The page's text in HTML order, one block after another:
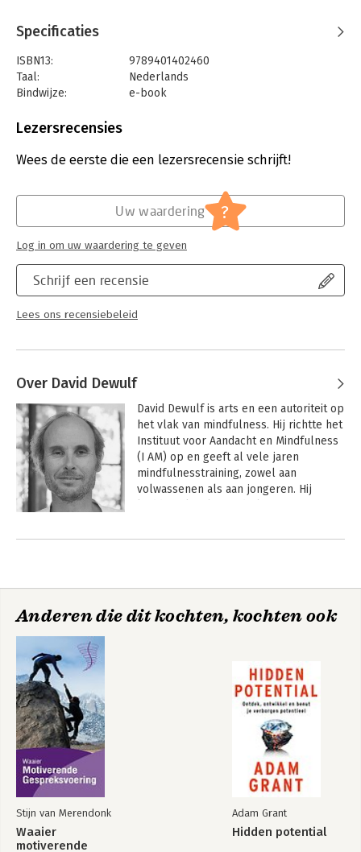
Specificaties
ISBN13:
9789401402460
Taal:
Nederlands
Bindwijze:
e-book
Bestandsformaat:
Verschijningsdatum:
23-4-2012
Lezersrecensies
Wees de eerste die een lezersrecensie schrijft!
Schrijf een recensie
Lees ons recensiebeleid
Uw waardering ?
Log in om uw waardering te geven
Over David Dewulf
David Dewulf is arts en een autoriteit op
het vlak van mindfulness. Hij richtte het
Instituut voor Aandacht en Mindfulness
(I AM) op en geeft al vele jaren
mindfulnesstraining, zowel aan
volwassenen als aan jongeren. Hij
verschillende universiteiten om het
Andere boeken door David Dewulf
Anders omgaan
met angst
Anders omgaan
met boosheid
Anderen die dit kochten, kochten ook
Stijn van Merendonk
Waaier
motiverende
Adam Grant
Hidden potential